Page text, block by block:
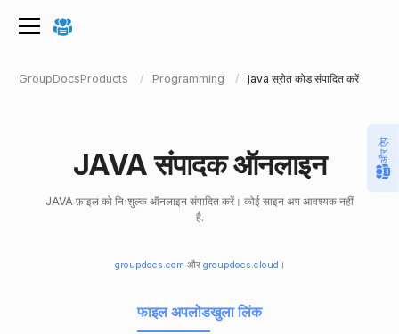
GroupDocsProducts Programming java स्रोत कोड संपादित करें
JAVA संपादक ऑनलाइन
JAVA फ़ाइल को निःशुल्क ऑनलाइन संपादित करें। कोई साइन अप आवश्यक नहीं
है.
groupdocs.com और groupdocs.cloud ।
फाइल अपलोडखुला लिंक
और ऐप